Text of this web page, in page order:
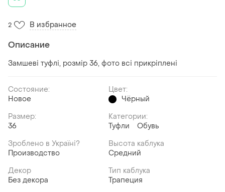
2 В избранное
Описание
Замшеві туфлі, розмір 36, фото всі прикріплені
Состояние:
Новое
Цвет:
Чёрный
Размер:
36
Категории:
Туфли
Обувь
Зроблено в Україні?
Производство
Высота каблука
Средний
Декор
Без декора
Тип каблука
Трапеция